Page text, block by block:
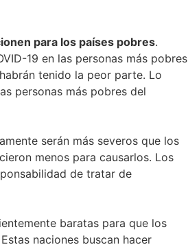
para los países pobres.
19 en las personas más pobres
tenido la peor parte. Lo
personas más pobres del
serán más severos que los
menos para causarlos. Los
de tratar de
baratas para que los
naciones buscan hacer